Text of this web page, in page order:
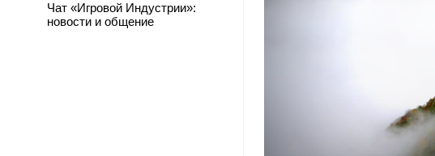
Чат «Игровой Индустрии»:
новости и общение